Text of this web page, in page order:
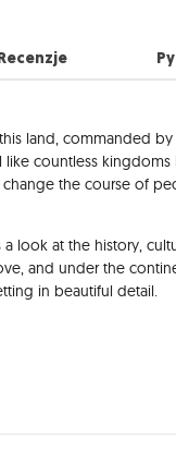
land, commanded
countless
the course of
look at the history,
and under the
in beautiful detail.